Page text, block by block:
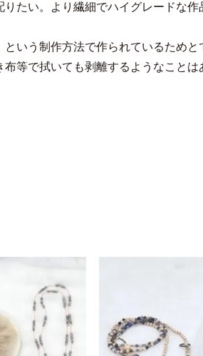
たい。より繊細でハイグレードな作
いう制作方法で作られているためと
等で拭いても剥離するようなことは